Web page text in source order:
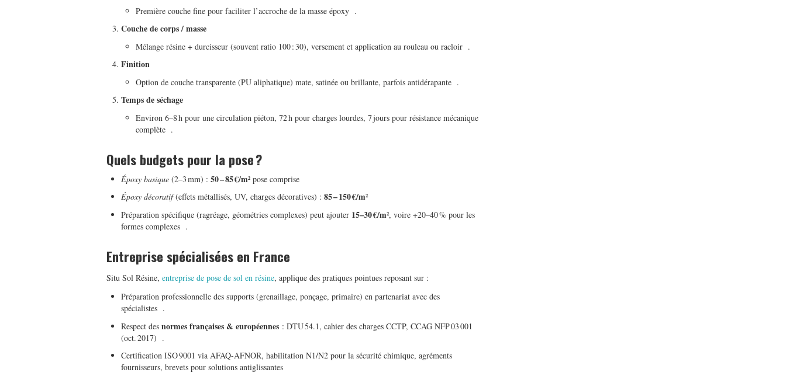
Première couche fine pour faciliter l’accroche de la masse époxy .
Couche de corps / masse
Mélange résine + durcisseur (souvent ratio 100 : 30), versement et application au rouleau ou racloir .
Finition
Option de couche transparente (PU aliphatique) mate, satinée ou brillante, parfois antidérapante .
Temps de séchage
Environ 6–8 h pour une circulation piéton, 72 h pour charges lourdes, 7 jours pour résistance mécanique
complète .
Quels budgets pour la pose ?
Époxy basique (2–3 mm) : 50 – 85 €/m² pose comprise
Époxy décoratif(effets métallisés, UV, charges décoratives) : 85 – 150 €/m²
Préparation spécifique (ragréage, géométries complexes) peut ajouter 15–30 €/m², voire +20–40 % pour les
formes complexes .
Entreprise spécialisées en France
Situ Sol Résine, entreprise de pose de sol en résine, applique des pratiques pointues reposant sur :
Préparation professionnelle des supports (grenaillage, ponçage, primaire) en partenariat avec des
spécialistes .
Respect des normes françaises & européennes : DTU 54.1, cahier des charges CCTP, CCAG NFP 03 001
(oct. 2017) .
Certification ISO 9001 via AFAQ-AFNOR, habilitation N1/N2 pour la sécurité chimique, agréments
fournisseurs, brevets pour solutions antiglissantes